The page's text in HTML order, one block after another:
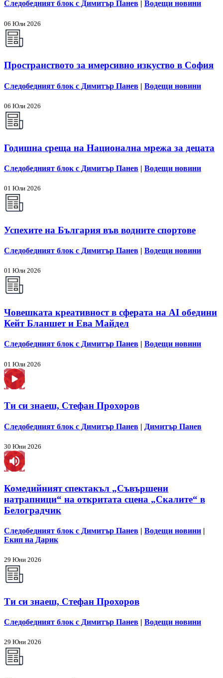
Следобедният блок с Димитър Панев | Водещи новини
06 Юли 2026
Пространството за имерсивно изкуство в София
Следобедният блок с Димитър Панев | Водещи новини
06 Юли 2026
Годишна среща на Национална мрежа за децата
Следобедният блок с Димитър Панев | Водещи новини
01 Юли 2026
Успехите на България във водните спортове
Следобедният блок с Димитър Панев | Водещи новини
01 Юли 2026
Човешката креативност в сферата на AI обедини
Кейт Бланшет и Ева Майдел
Следобедният блок с Димитър Панев | Водещи новини
01 Юли 2026
Ти си знаеш, Стефан Прохоров
Следобедният блок с Димитър Панев | Димитър Панев
30 Юни 2026
Комедийният спектакъл „Съвършени
натрапници“ на откритата сцена „Скалите“ в
Белоградчик
Следобедният блок с Димитър Панев | Водещи новини |
Екип на Дарик
29 Юни 2026
Ти си знаеш, Стефан Прохоров
Следобедният блок с Димитър Панев | Водещи новини
29 Юни 2026